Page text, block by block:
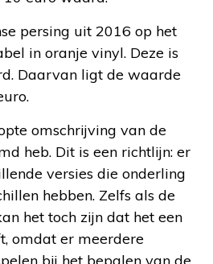
persing uit 2016 op het
in oranje vinyl. Deze is
Daarvan ligt de waarde
omschrijving van de
heb. Dit is een richtlijn: er
versies die onderling
hebben. Zelfs als de
het toch zijn dat het een
omdat er meerdere
bij het bepalen van de